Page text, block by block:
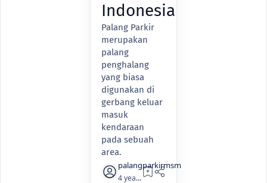
Indonesia
Palang Parkir
merupakan
palang
penghalang
yang biasa
digunakan di
gerbang keluar
masuk
kendaraan
pada sebuah
area.
4 years ago 3